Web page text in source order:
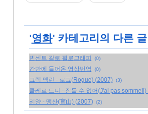
'영화' 카테고리의 다른 글
빈센트 갈로 필로그래피 (0)
간만에 들어온 영상번역 (0)
그렉 맥린 - 로그(Rogue) (2007) (3)
클레르 드니 - 잠들 수 없어(J'ai pas
리양 - 맹산(盲山) (2007) (2)